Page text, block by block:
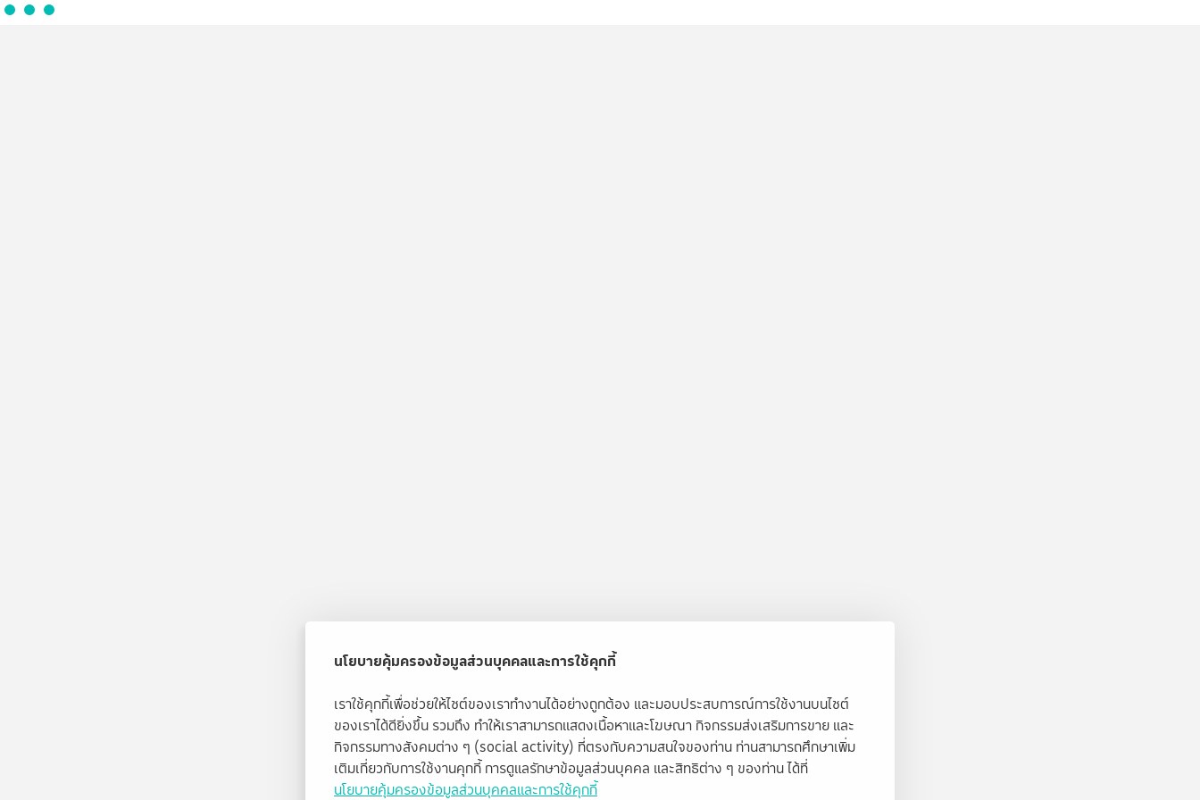
นโยบายคุ้มครองข้อมูลส่วนบุคคลและการใช้คุกกี้
เราใช้คุกกี้เพื่อช่วยให้ไซต์ของเราทำงานได้อย่างถูกต้อง และมอบประสบการณ์การใช้งานบนไซต์
ของเราได้ดียิ่งขึ้น รวมถึง ทำให้เราสามารถแสดงเนื้อหาและโฆษณา กิจกรรมส่งเสริมการขาย และ
กิจกรรมทางสังคมต่าง ๆ (social activity) ที่ตรงกับความสนใจของท่าน ท่านสามารถศึกษาเพิ่ม
เติมเกี่ยวกับการใช้งานคุกกี้ การดูแลรักษาข้อมูลส่วนบุคคล และสิทธิต่าง ๆ ของท่าน ได้ที่
นโยบายคุ้มครองข้อมูลส่วนบุคคลและการใช้คุกกี้